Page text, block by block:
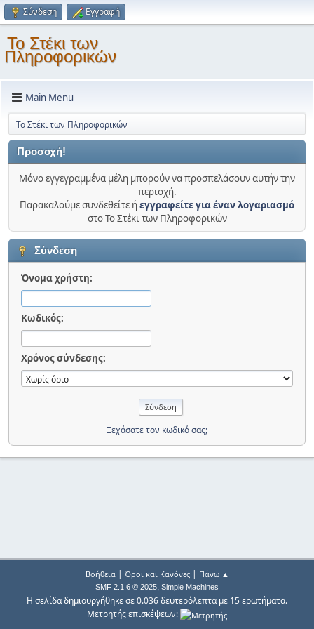
Σύνδεση Εγγραφή
Το Στέκι των
Πληροφορικών
Main Menu
Το Στέκι των Πληροφορικών
Προσοχή!
Μόνο εγγεγραμμένα μέλη μπορούν να προσπελάσουν αυτήν την
περιοχή.
Παρακαλούμε συνδεθείτε ήεγγραφείτε για έναν λογαριασμό
στο Το Στέκι των Πληροφορικών
Σύνδεση
Όνομα χρήστη:
Κωδικός:
Χρόνος σύνδεσης:
Ξεχάσατε τον κωδικό σας;
Βοήθεια| Όροι και Κανόνες| Πάνω ▲
SMF 2.1.6 © 2025, Simple Machines
Η σελίδα δημιουργήθηκε σε 0.036 δευτερόλεπτα με 15 ερωτήματα.
Μετρητής επισκέψεων: